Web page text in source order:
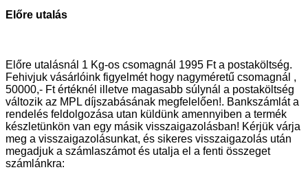
Előre utalás
Előre utalásnál 1 Kg-os csomagnál 1995 Ft a postaköltség.
Fehivjuk vásárlóink figyelmét hogy nagyméretű csomagnál ,
50000,- Ft értéknél illetve magasabb súlynál a postaköltség
változik az MPL díjszabásának megfelelően!. Bankszámlát a
rendelés feldolgozása utan küldünk amennyiben a termék
készletünkön van egy másik visszaigazolásban! Kérjük várja
meg a visszaigazolásunkat, és sikeres visszaigazolás után
megadjuk a számlaszámot és utalja el a fenti összeget
számlánkra: